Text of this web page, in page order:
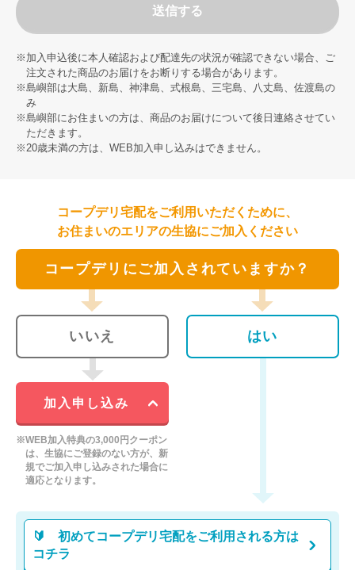
送信する
※加入申込後に本人確認および配達先の状況が確認できない場合、ご
注文された商品のお届けをお断りする場合があります。
※島嶼部は大島、新島、神津島、式根島、三宅島、八丈島、佐渡島の
み
※島嶼部にお住まいの方は、商品のお届けについて後日連絡させてい
ただきます。
※20歳未満の方は、WEB加入申し込みはできません。
コープデリ宅配をご利用いただくために、
お住まいのエリアの生協にご加入ください
コープデリにご加入されていますか？
いいえ はい
加入申し込み
※WEB加入特典の3,000円クーポン
は、生協にご登録のない方が、新
規でご加入申し込みされた場合に
適応となります。
🔰 初めてコープデリ宅配をご利用される方は
コチラ